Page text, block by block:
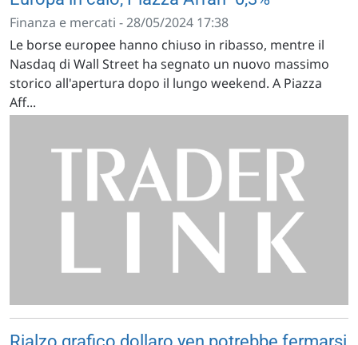
Finanza e mercati - 28/05/2024 17:38
Le borse europee hanno chiuso in ribasso, mentre il
Nasdaq di Wall Street ha segnato un nuovo massimo
storico all'apertura dopo il lungo weekend. A Piazza
Aff...